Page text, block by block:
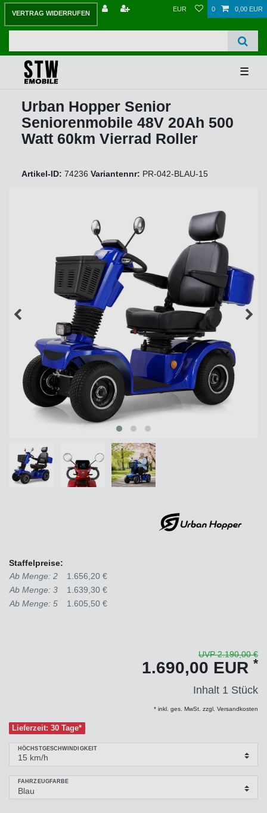
VERTRAG WIDERRUFEN
EUR 0 0,00 EUR
☰
Urban Hopper Senior
Seniorenmobile 48V 20Ah 500
Watt 60km Vierrad Roller
Artikel-ID: 74236 Variantennr: PR-042-BLAU-15
Staffelpreise:
Ab Menge: 2
1.656,20 €
Ab Menge: 3
1.639,30 €
Ab Menge: 5
1.605,50 €
UVP 2.190,00 €
1.690,00 EUR *
Inhalt 1 Stück
* inkl. ges. MwSt. zzgl. Versandkosten
Lieferzeit: 30 Tage*
HÖCHSTGESCHWINDIGKEIT
FAHRZEUGFARBE